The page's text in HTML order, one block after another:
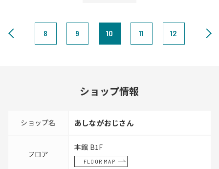
8 9 10 11 12
ショップ情報
ショップ名 あしながおじさん
フロア
本館 B1F
FLOOR MAP